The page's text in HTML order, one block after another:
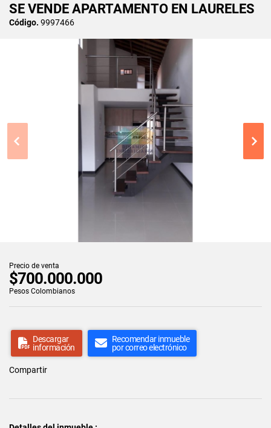
SE VENDE APARTAMENTO EN LAURELES
Código. 9997466
Precio de venta
$700.000.000
Pesos Colombianos
Descargar
información
Recomendar inmueble
por correo electrónico
Compartir